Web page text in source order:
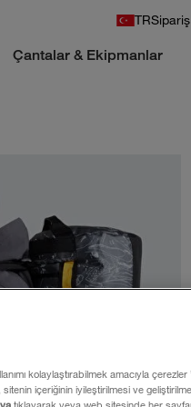
TR
Çantalar & Ekipmanlar
kolaylaştırabilmek amacıyla çerezler
sitenin içeriğinin iyileştirilmesi ve
tıklayarak veya web sitesinde her